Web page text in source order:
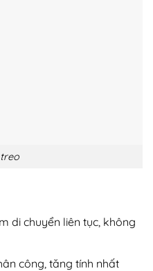
di chuyển liên tục, không
công, tăng tính nhất